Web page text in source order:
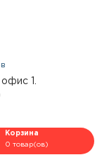
1.
Корзина
0 товар(ов)